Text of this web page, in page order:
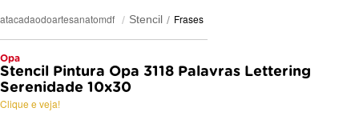
atacadaodoartesanatomdf Stencil Frases
Opa
Stencil Pintura Opa 3118 Palavras Lettering
Serenidade 10x30
Clique e veja!